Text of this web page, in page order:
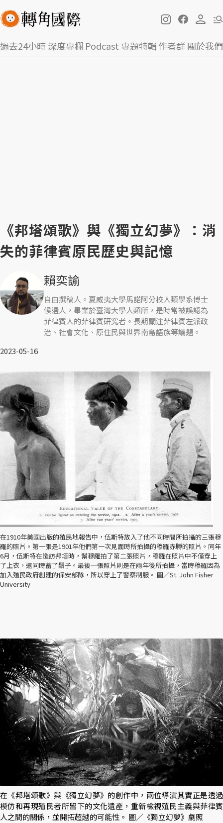
過去24小時深度專欄 Podcast 專題特輯作者群關於我們
《邦塔頌歌》與《獨立幻夢》：消
失的菲律賓原民歷史與記憶
賴奕諭
自由撰稿人。夏威夷大學馬諾阿分校人類學系博士
候選人，畢業於臺灣大學人類所，是時常被誤認為
菲律賓人的菲律賓研究者。長期關注菲律賓左派政
治、社會文化、原住民與世界南島語族等議題。
2023-05-16
在1910年美國出版的殖民地報告中，伍斯特放入了他不同時間所拍攝的三張穆
羅的照片。第一張是1901年他們第一次見面時所拍攝的穆羅赤膊的照片。同年
6月，伍斯特在造訪邦塔時，幫穆羅拍了第二張照片，穆羅在照片中不僅穿上
了上衣，還同時蓄了鬍子。最後一張照片則是在兩年後所拍攝，當時穆羅因為
加入殖民政府創建的保安部隊，所以穿上了警察制服。 圖／St. John Fisher
University
在《邦塔頌歌》與《獨立幻夢》的創作中，兩位導演其實正是透過
模仿和再現殖民者所留下的文化遺產，重新檢視殖民主義與菲律賓
人之間的關係，並開拓超越的可能性。 圖／《獨立幻夢》劇照